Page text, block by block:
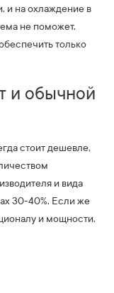
и на охлаждение в
не поможет.
только
и обычной
стоит дешевле,
и вида
30-40%. Если же
и мощности,